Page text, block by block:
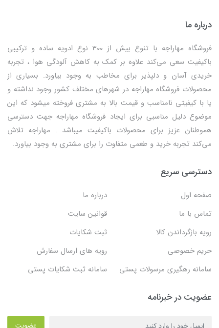
درباره ما
فروشگاه مهاراجه با تنوع بیش از 300 نوع ادویه ساده و ترکیبی
باکیفیت سعی می‌کند علاوه بر کمک به کاهش آلودگی هوا ، تجربه
خریدی آسان و دلپذیر برای مخاطب به وجود بیاورد. بسیاری از
محصولات فروشگاه مهاراجه در شهرهای مختلف کشور وجود نداشته و
یا با کیفیتی نامناسب و قیمت بالا به مشتری فروخته میشود که این
موضوع دلیل مناسبی برای ایجاد فروشگاه مهاراجه جهت دسترسی
هموطنان عزیز برای محصولات باکیفیت میباشد . مهاراجه تلاش
می‌کند تجربه خرید و طعمی متفاوت را برای مشتری به وجود بیاورد.
دسترسی سریع
صفحه اول
درباره ما
تماس با ما
قوانین سایت
رویه بازگرداندن کالا
ثبت شکایات
حریم خصوصی
رویه های ارسال سفارش
سامانه رهگیری مرسولات پستی
سامانه ثبت شکایات پستی
عضویت در خبرنامه
عضویت